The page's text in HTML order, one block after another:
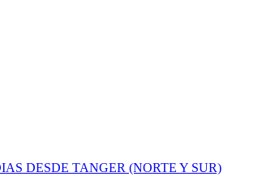
DESDE TANGER (NORTE Y SUR)